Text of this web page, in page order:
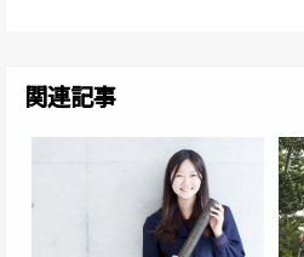
関連記事